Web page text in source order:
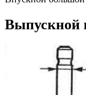
Выпускной